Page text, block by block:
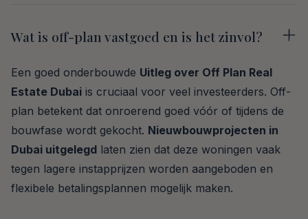
Wat is off-plan vastgoed en is het zinvol?
Een goed onderbouwde Uitleg over Off Plan Real
Estate Dubai is cruciaal voor veel investeerders. Off-
plan betekent dat onroerend goed vóór of tijdens de
bouwfase wordt gekocht. Nieuwbouwprojecten in
Dubai uitgelegd laten zien dat deze woningen vaak
tegen lagere instapprijzen worden aangeboden en
flexibele betalingsplannen mogelijk maken.